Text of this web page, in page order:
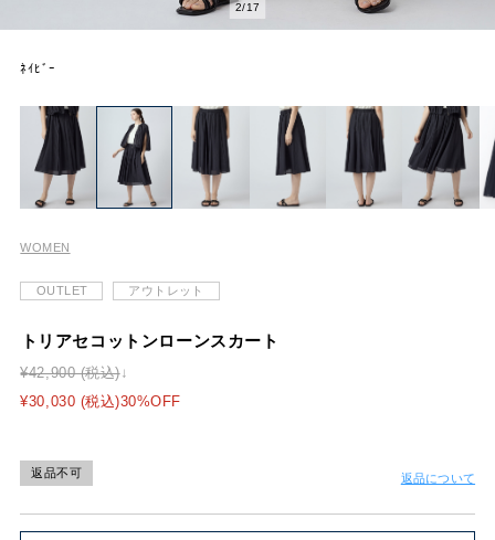
2/17
ﾈｲﾋﾞｰ
WOMEN
OUTLET アウトレット
トリアセコットンローンスカート
¥42,900 (税込)
¥30,030 (税込)30%OFF
返品不可 返品について